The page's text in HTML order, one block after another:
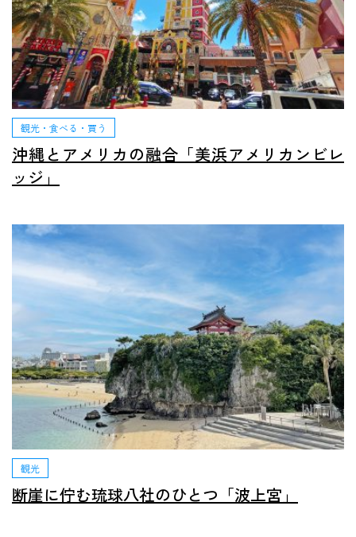
観光・食べる・買う
沖縄とアメリカの融合「美浜アメリカンビレ
ッジ」
観光
断崖に佇む琉球八社のひとつ「波上宮」